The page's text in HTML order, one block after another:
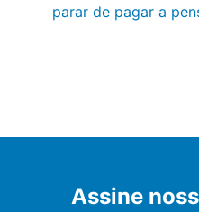
parar de pagar a
Assine